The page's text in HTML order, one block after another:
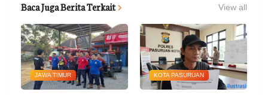
Baca Juga Berita Terkait View all
JAWA TIMUR KOTA PASURUAN